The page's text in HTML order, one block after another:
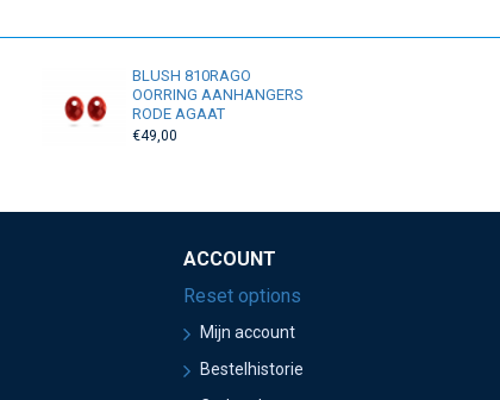
BLUSH 810RAGO
OORRING AANHANGERS
RODE AGAAT
€49,00
ACCOUNT
Reset options
Mijn account
Bestelhistorie